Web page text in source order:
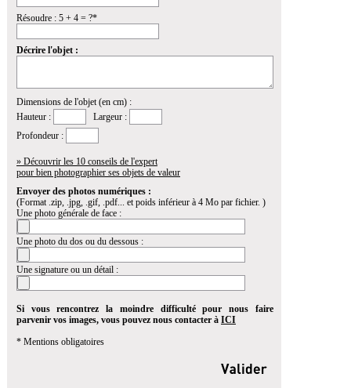
Résoudre : 5 + 4 = ?*
Décrire l'objet :
Dimensions de l'objet (en cm) :
Hauteur :
Largeur :
Profondeur :
» Découvrir les 10 conseils de l'expert
pour bien photographier ses objets de valeur
Envoyer des photos numériques :
(Format .zip, .jpg, .gif, .pdf... et poids inférieur à 4 Mo par fichier. )
Une photo générale de face :
Une photo du dos ou du dessous :
Une signature ou un détail :
Si vous rencontrez la moindre difficulté pour nous faire
parvenir vos images, vous pouvez nous contacter à ICI
* Mentions obligatoires